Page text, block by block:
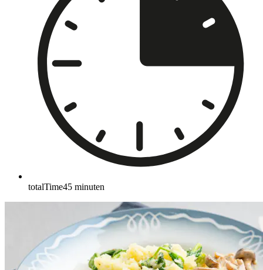
totalTime45 minuten